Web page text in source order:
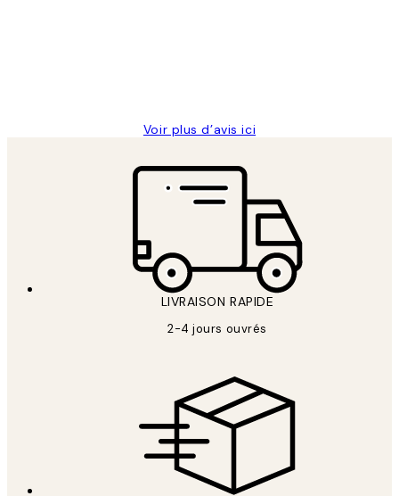
Voir plus d’avis ici
LIVRAISON RAPIDE
2-4 jours ouvrés